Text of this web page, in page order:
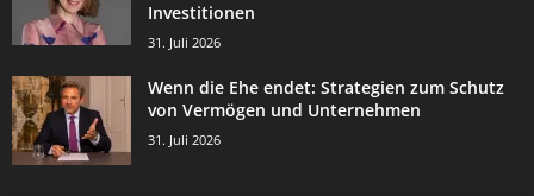
Investitionen
31. Juli 2026
Wenn die Ehe endet: Strategien zum Schutz
von Vermögen und Unternehmen
31. Juli 2026